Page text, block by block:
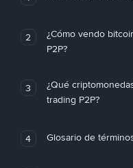
2
¿Cómo vendo
P2P?
3
¿Qué
trading P2P?
4 Glosario de